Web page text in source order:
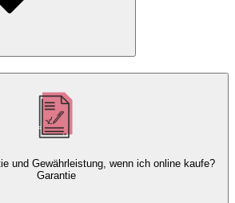
und Gewährleistung, wenn ich online kaufe?
Garantie